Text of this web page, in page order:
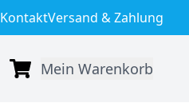
KontaktVersand & Zahlung
Mein Warenkorb